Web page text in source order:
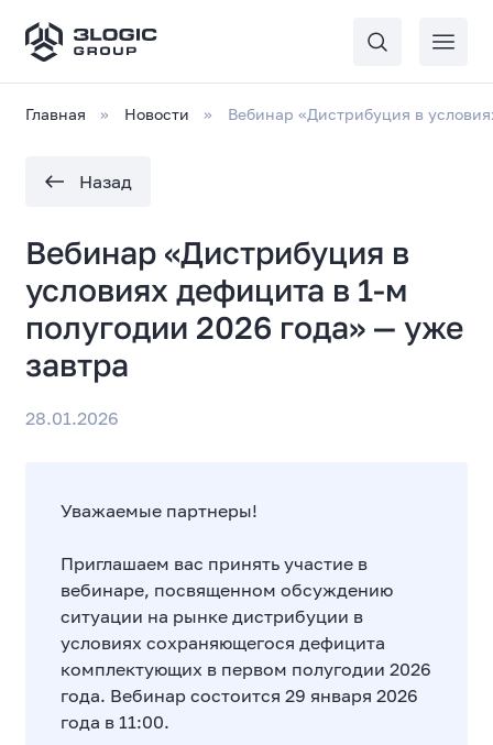
Главная Новости Вебинар «Дистрибуция в
Назад
Вебинар «Дистрибуция в
условиях дефицита в 1-м
полугодии 2026 года» — уже
завтра
28.01.2026
Уважаемые партнеры!
Приглашаем вас принять участие в
вебинаре, посвященном обсуждению
ситуации на рынке дистрибуции в
условиях сохраняющегося дефицита
комплектующих в первом полугодии 2026
года. Вебинар состоится 29 января 2026
года в 11:00.